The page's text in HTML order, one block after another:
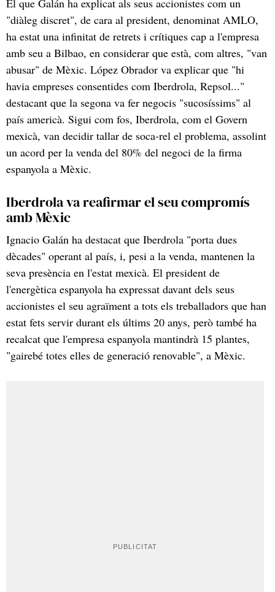
"diàleg discret", de cara al president, denominat AMLO,
ha estat una infinitat de retrets i crítiques cap a l'empresa
amb seu a Bilbao, en considerar que està, com altres, "van
abusar" de Mèxic. López Obrador va explicar que "hi
havia empreses consentides com Iberdrola, Repsol..."
destacant que la segona va fer negocis "sucosíssims" al
país americà. Sigui com fos, Iberdrola, com el Govern
mexicà, van decidir tallar de soca-rel el problema, assolint
un acord per la venda del 80% del negoci de la firma
espanyola a Mèxic.
Iberdrola va reafirmar el seu compromís
amb Mèxic
Ignacio Galán ha destacat que Iberdrola "porta dues
dècades" operant al país, i, pesi a la venda, mantenen la
seva presència en l'estat mexicà. El president de
l'energètica espanyola ha expressat davant dels seus
accionistes el seu agraïment a tots els treballadors que han
estat fets servir durant els últims 20 anys, però també ha
recalcat que l'empresa espanyola mantindrà 15 plantes,
"gairebé totes elles de generació renovable", a Mèxic.